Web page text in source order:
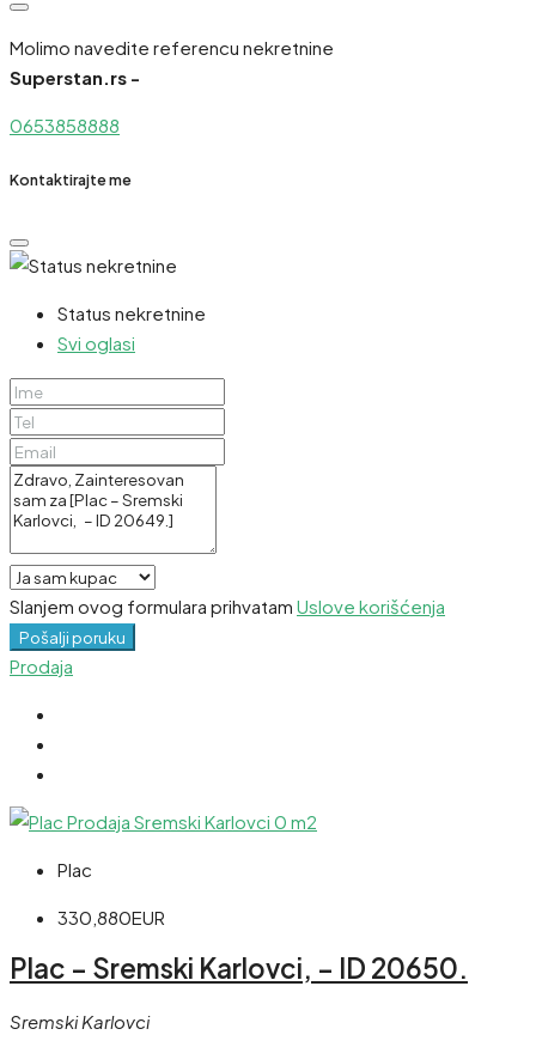
Molimo navedite referencu nekretnine
Superstan.rs -
0653858888
Kontaktirajte me
Status nekretnine
Svi oglasi
Slanjem ovog formulara prihvatam Uslove korišćenja
Pošalji poruku
Prodaja
Plac
330,880EUR
Plac – Sremski Karlovci, – ID 20650.
Sremski Karlovci